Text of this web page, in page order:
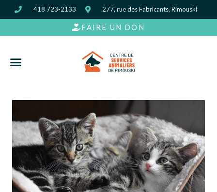
418 723-2133 277, rue des Fabricants, Rimouski
FAIRE UN DON